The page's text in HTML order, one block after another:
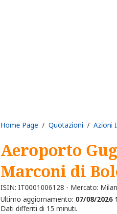
Home Page / Quotazioni / Azioni
Aeroporto
Marconi di
ISIN: IT0001006128 - Mercato:
Ultimo aggiornamento: 07/08/2026
Dati differiti di 15 minuti.